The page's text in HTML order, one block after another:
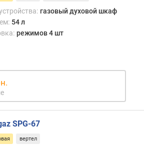
газовый духовой шкаф
54 л
режимов 4 шт
SPG-67
вертел